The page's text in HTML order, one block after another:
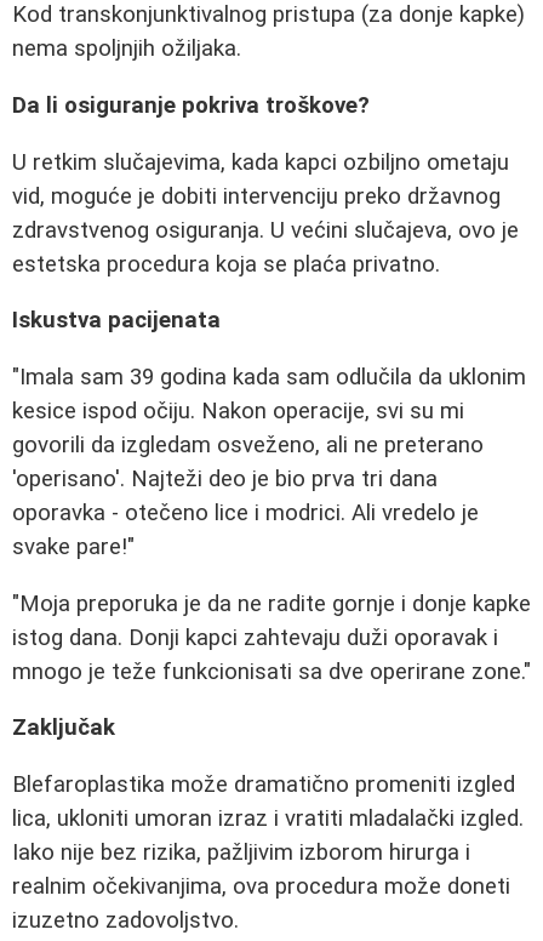
Kod transkonjunktivalnog pristupa (za donje kapke)
nema spoljnjih ožiljaka.
Da li osiguranje pokriva troškove?
U retkim slučajevima, kada kapci ozbiljno ometaju
vid, moguće je dobiti intervenciju preko državnog
zdravstvenog osiguranja. U većini slučajeva, ovo je
estetska procedura koja se plaća privatno.
Iskustva pacijenata
"Imala sam 39 godina kada sam odlučila da uklonim
kesice ispod očiju. Nakon operacije, svi su mi
govorili da izgledam osveženo, ali ne preterano
'operisano'. Najteži deo je bio prva tri dana
oporavka - otečeno lice i modrici. Ali vredelo je
svake pare!"
"Moja preporuka je da ne radite gornje i donje kapke
istog dana. Donji kapci zahtevaju duži oporavak i
mnogo je teže funkcionisati sa dve operirane zone."
Zaključak
Blefaroplastika može dramatično promeniti izgled
lica, ukloniti umoran izraz i vratiti mladalački izgled.
Iako nije bez rizika, pažljivim izborom hirurga i
realnim očekivanjima, ova procedura može doneti
izuzetno zadovoljstvo.